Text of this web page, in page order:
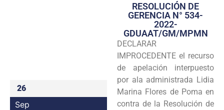
Transparencia
Seguridad
Programas
Intranet
26
Sep
RESOLUCIÓN DE
GERENCIA N° 534-
2022-
GDUAAT/GM/MPMN
DECLARAR
IMPROCEDENTE el recurso
de apelación interpuesto
por ala administrada Lidia
Marina Flores de Poma en
contra de la Resolución de